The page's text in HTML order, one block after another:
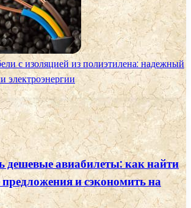
с изоляцией из полиэтилена: надежный
электроэнергии
дешевые авиабилеты: как найти
и сэкономить на